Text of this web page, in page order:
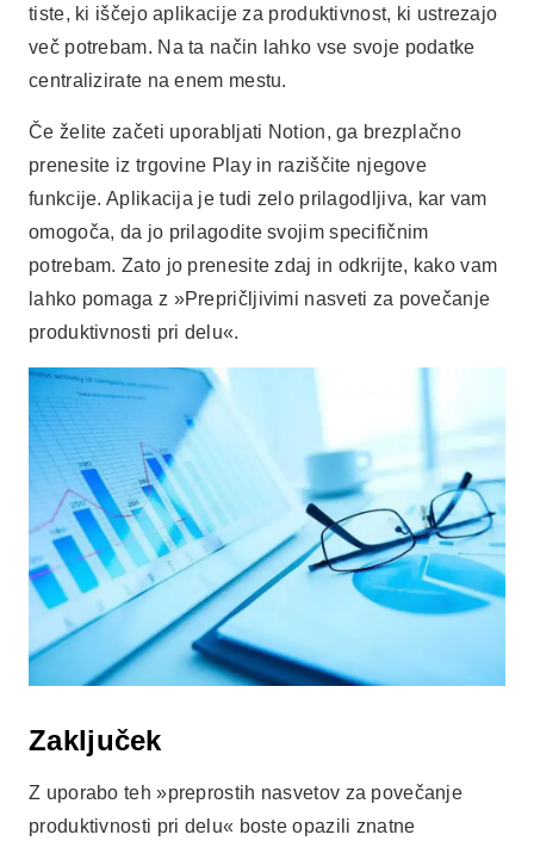
tiste, ki iščejo aplikacije za produktivnost, ki ustrezajo
več potrebam. Na ta način lahko vse svoje podatke
centralizirate na enem mestu.
Če želite začeti uporabljati Notion, ga brezplačno
prenesite iz trgovine Play in raziščite njegove
funkcije. Aplikacija je tudi zelo prilagodljiva, kar vam
omogoča, da jo prilagodite svojim specifičnim
potrebam. Zato jo prenesite zdaj in odkrijte, kako vam
lahko pomaga z »Prepričljivimi nasveti za povečanje
produktivnosti pri delu«.
Zaključek
Z uporabo teh »preprostih nasvetov za povečanje
produktivnosti pri delu« boste opazili znatne